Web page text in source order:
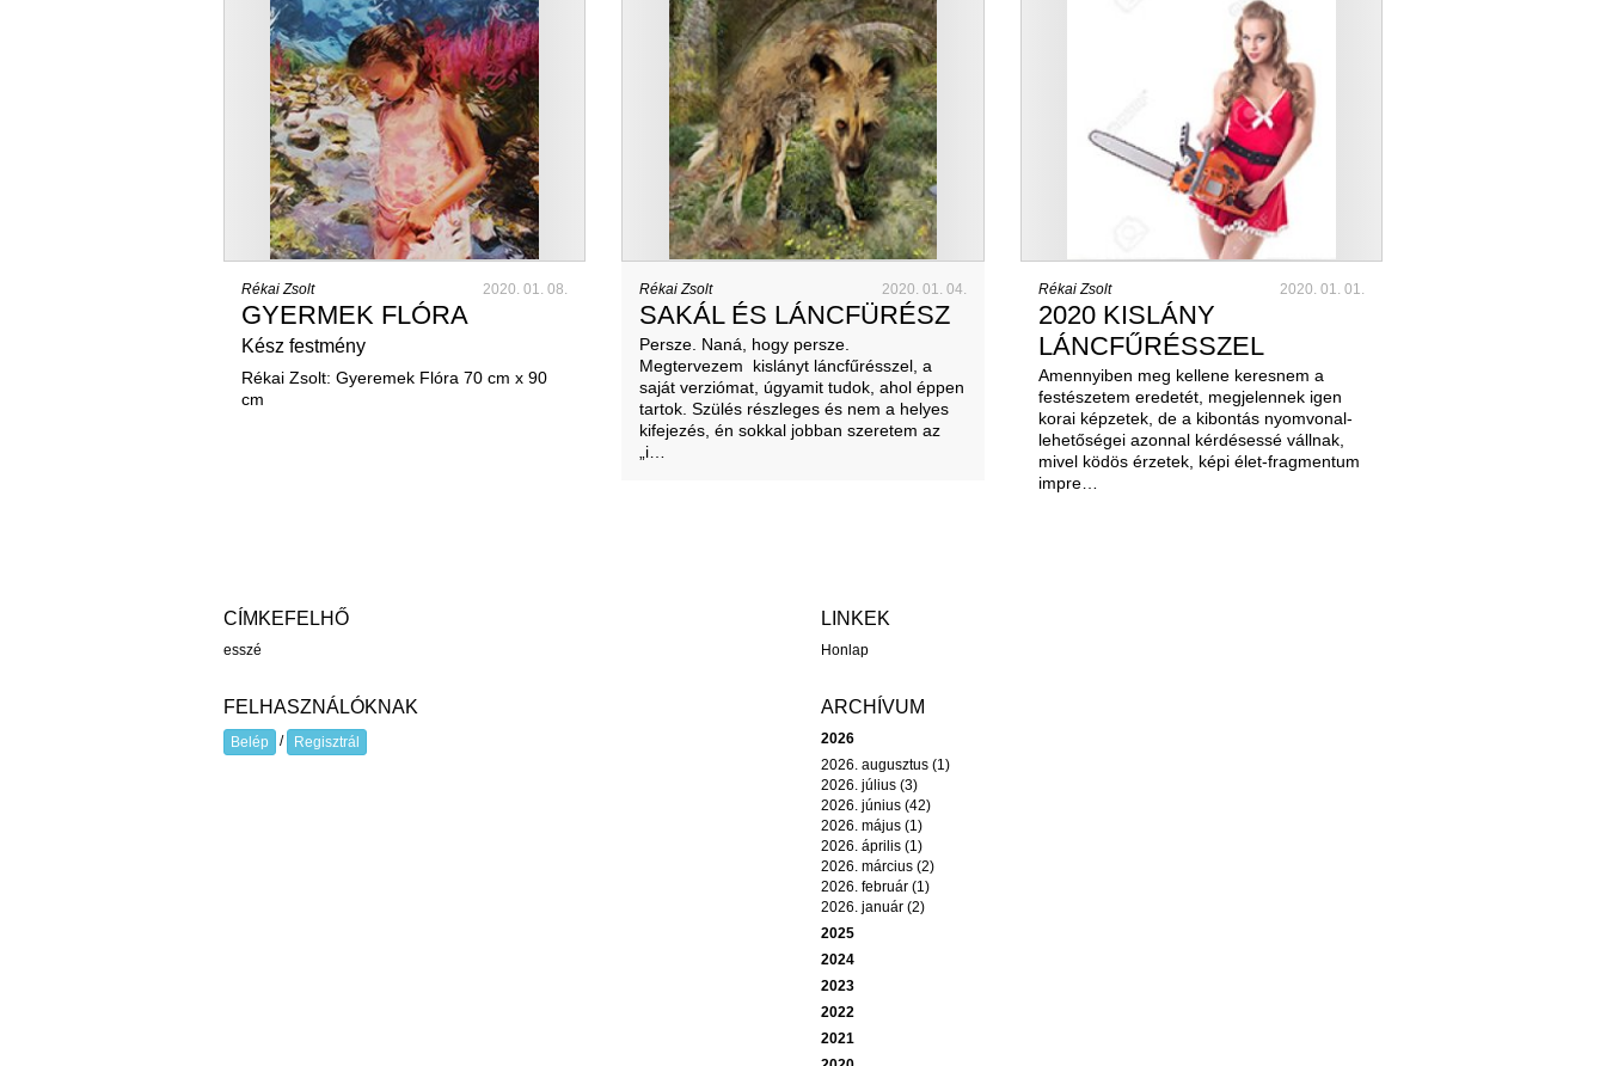
Rékai Zsolt 2020. 01. 08.
GYERMEK FLÓRA
Kész festmény
Rékai Zsolt: Gyeremek Flóra 70 cm x 90
cm
Rékai Zsolt 2020. 01. 04.
SAKÁL ÉS LÁNCFÜRÉSZ
Persze. Naná, hogy persze.
Megtervezem kislányt láncfűrésszel, a
saját verziómat, úgyamit tudok, ahol éppen
tartok. Szülés részleges és nem a helyes
kifejezés, én sokkal jobban szeretem az
„i…
Rékai Zsolt 2020. 01. 01.
2020 KISLÁNY
LÁNCFŰRÉSSZEL
Amennyiben meg kellene keresnem a
festészetem eredetét, megjelennek igen
korai képzetek, de a kibontás nyomvonal-
lehetőségei azonnal kérdésessé vállnak,
mivel ködös érzetek, képi élet-fragmentum
impre…
CÍMKEFELHŐ
esszé
FELHASZNÁLÓKNAK
Belép / Regisztrál
LINKEK
Honlap
ARCHÍVUM
2026
2026. augusztus (1)
2026. július (3)
2026. június (42)
2026. május (1)
2026. április (1)
2026. március (2)
2026. február (1)
2026. január (2)
2025
2024
2023
2022
2021